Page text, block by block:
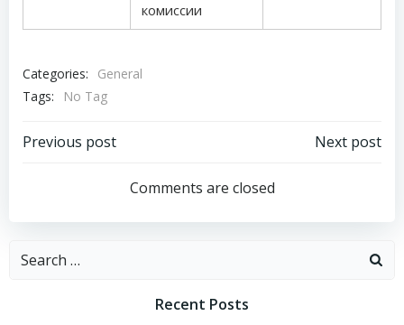
комиссии
Categories:
General
Tags:
No Tag
Post
navigation
Previous post
navigation
Next post
Comments are closed
Search
Recent Posts